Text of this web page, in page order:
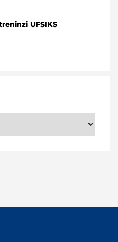
UFSIKS